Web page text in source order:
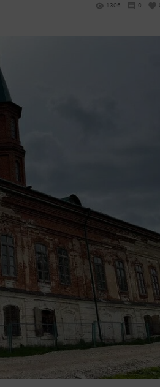
1306 0